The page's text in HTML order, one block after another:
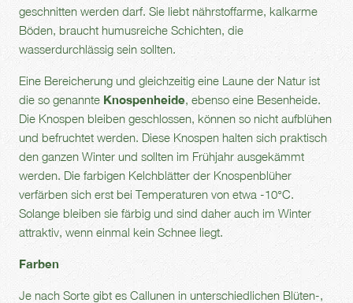
geschnitten werden darf. Sie liebt nährstoffarme, kalkarme
Böden, braucht humusreiche Schichten, die
wasserdurchlässig sein sollten.
Eine Bereicherung und gleichzeitig eine Laune der Natur ist
die so genannte Knospenheide, ebenso eine Besenheide.
Die Knospen bleiben geschlossen, können so nicht aufblühen
und befruchtet werden. Diese Knospen halten sich praktisch
den ganzen Winter und sollten im Frühjahr ausgekämmt
werden. Die farbigen Kelchblätter der Knospenblüher
verfärben sich erst bei Temperaturen von etwa -10°C.
Solange bleiben sie färbig und sind daher auch im Winter
attraktiv, wenn einmal kein Schnee liegt.
Farben
Je nach Sorte gibt es Callunen in unterschiedlichen Blüten-,